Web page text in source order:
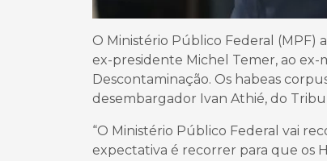
O Ministério Público Federal
ex-presidente Michel Temer, ao ex-
Descontaminação. Os habeas
desembargador Ivan Athié, do
“O Ministério Público Federal vai
expectativa é recorrer para que os